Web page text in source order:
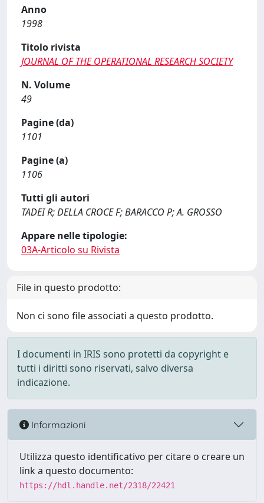
Anno
1998
Titolo rivista
JOURNAL OF THE OPERATIONAL RESEARCH SOCIETY
N. Volume
49
Pagine (da)
1101
Pagine (a)
1106
Tutti gli autori
TADEI R; DELLA CROCE F; BARACCO P; A. GROSSO
Appare nelle tipologie:
03A-Articolo su Rivista
File in questo prodotto:
Non ci sono file associati a questo prodotto.
I documenti in IRIS sono protetti da copyright e
tutti i diritti sono riservati, salvo diversa
indicazione.
Informazioni
Utilizza questo identificativo per citare o creare un
link a questo documento:
https://hdl.handle.net/2318/22421